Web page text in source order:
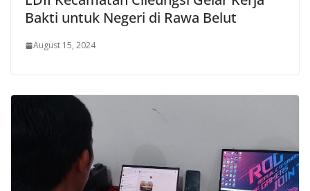
Bakti untuk Negeri di Rawa Belut
August 15, 2024